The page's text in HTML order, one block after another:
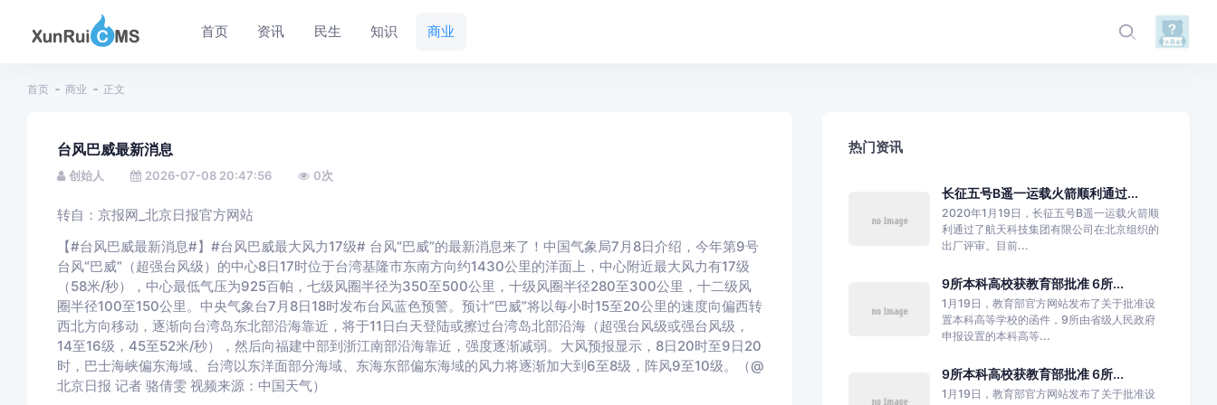
首页 资讯 民生 知识 商业
首页 商业 正文
台风巴威最新消息
创始人 2026-07-08 20:47:56 0次
转自：京报网_北京日报官方网站
【#台风巴威最新消息#】#台风巴威最大风力17级# 台风“巴威”的最新消息来了！中国气象局7月8日介绍，今年第9号
台风“巴威”（超强台风级）的中心8日17时位于台湾基隆市东南方向约1430公里的洋面上，中心附近最大风力有17级
（58米/秒），中心最低气压为925百帕，七级风圈半径为350至500公里，十级风圈半径280至300公里，十二级风
圈半径100至150公里。中央气象台7月8日18时发布台风蓝色预警。预计“巴威”将以每小时15至20公里的速度向偏西转
西北方向移动，逐渐向台湾岛东北部沿海靠近，将于11日白天登陆或擦过台湾岛北部沿海（超强台风级或强台风级，
14至16级，45至52米/秒），然后向福建中部到浙江南部沿海靠近，强度逐渐减弱。大风预报显示，8日20时至9日20
时，巴士海峡偏东海域、台湾以东洋面部分海域、东海东部偏东海域的风力将逐渐加大到6至8级，阵风9至10级。（@
北京日报 记者 骆倩雯 视频来源：中国天气）
热门资讯
长征五号B遥一运载火箭顺利通过...
2020年1月19日，长征五号B遥一运载火箭顺
利通过了航天科技集团有限公司在北京组织的
出厂评审。目前...
9所本科高校获教育部批准 6所...
1月19日，教育部官方网站发布了关于批准设
置本科高等学校的函件，9所由省级人民政府
申报设置的本科高等...
9所本科高校获教育部批准 6所...
1月19日，教育部官方网站发布了关于批准设